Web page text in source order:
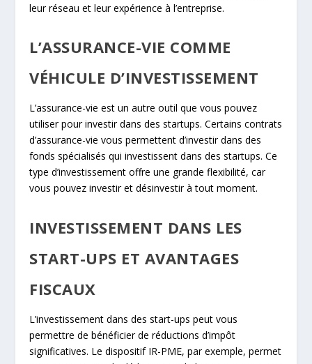
leur réseau et leur expérience à l’entreprise.
L’ASSURANCE-VIE COMME
VÉHICULE D’INVESTISSEMENT
L’assurance-vie est un autre outil que vous pouvez
utiliser pour investir dans des startups. Certains contrats
d’assurance-vie vous permettent d’investir dans des
fonds spécialisés qui investissent dans des startups. Ce
type d’investissement offre une grande flexibilité, car
vous pouvez investir et désinvestir à tout moment.
INVESTISSEMENT DANS LES
START-UPS ET AVANTAGES
FISCAUX
L’investissement dans des start-ups peut vous
permettre de bénéficier de réductions d’impôt
significatives. Le dispositif IR-PME, par exemple, permet